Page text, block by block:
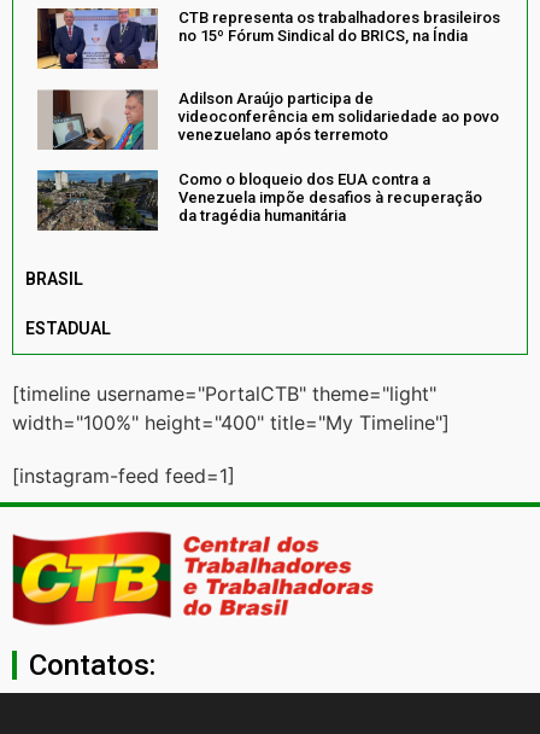
CTB representa os trabalhadores brasileiros
no 15º Fórum Sindical do BRICS, na Índia
Adilson Araújo participa de
videoconferência em solidariedade ao povo
venezuelano após terremoto
Como o bloqueio dos EUA contra a
Venezuela impõe desafios à recuperação
da tragédia humanitária
BRASIL
ESTADUAL
[timeline username="PortalCTB" theme="light"
width="100%" height="400" title="My Timeline"]
[instagram-feed feed=1]
Contatos: